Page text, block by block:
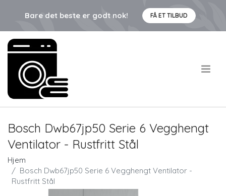
Bare det beste er godt nok! FÅ ET TILBUD
Bosch Dwb67jp50 Serie 6 Vegghengt
Ventilator - Rustfritt Stål
Hjem
Bosch Dwb67jp50 Serie 6 Vegghengt Ventilator -
Rustfritt Stål